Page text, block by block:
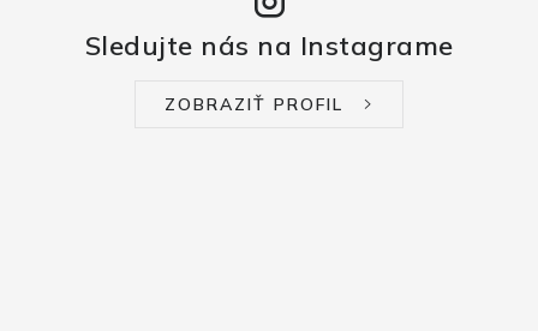
Sledujte nás na Instagrame
ZOBRAZIŤ PROFIL